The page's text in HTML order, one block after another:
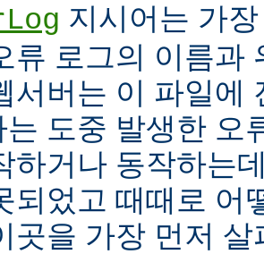
지시어는 가
류 로그의 이름과
서버는 이 파일에
는 도중 발생한 오
하거나 동작하는
되었고 때때로 어
곳을 가장 먼저 살